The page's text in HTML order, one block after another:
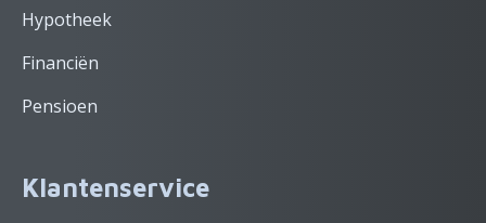
Hypotheek
Financiën
Pensioen
Klantenservice